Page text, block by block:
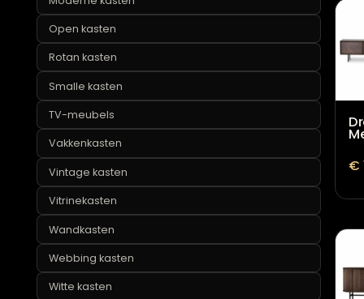
Landelijke kasten
Metalen kasten
Moderne kasten
Open kasten
Rotan kasten
Smalle kasten
TV-meubels
Vakkenkasten
Vintage kasten
Vitrinekasten